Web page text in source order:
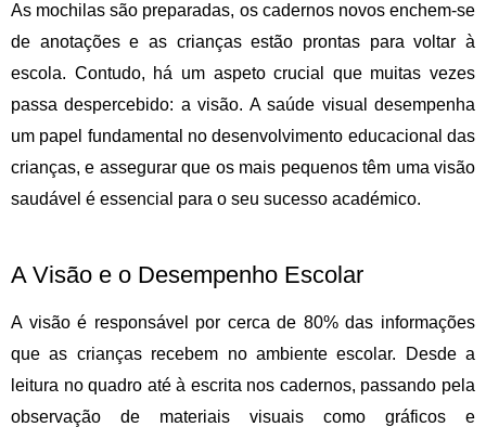
As mochilas são preparadas, os cadernos novos enchem-se
de anotações e as crianças estão prontas para voltar à
escola. Contudo, há um aspeto crucial que muitas vezes
passa despercebido: a visão. A saúde visual desempenha
um papel fundamental no desenvolvimento educacional das
crianças, e assegurar que os mais pequenos têm uma visão
saudável é essencial para o seu sucesso académico.
A Visão e o Desempenho Escolar
A visão é responsável por cerca de 80% das informações
que as crianças recebem no ambiente escolar. Desde a
leitura no quadro até à escrita nos cadernos, passando pela
observação de materiais visuais como gráficos e